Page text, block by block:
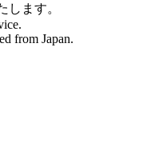
します。
from Japan.